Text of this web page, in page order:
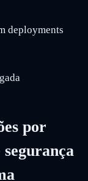
deployments
por